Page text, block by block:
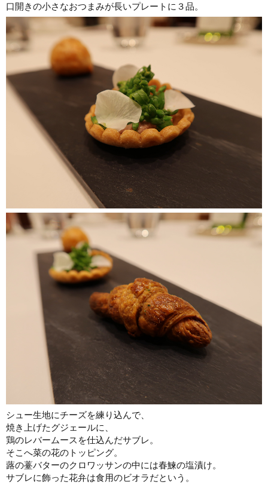
口開きの小さなおつまみが長いプレートに３品。
シュー生地にチーズを練り込んで、
焼き上げたグジェールに、
鶏のレバームースを仕込んだサブレ。
そこへ菜の花のトッピング。
蕗の薹バターのクロワッサンの中には春鰊の塩漬け。
サブレに飾った花弁は食用のビオラだという。